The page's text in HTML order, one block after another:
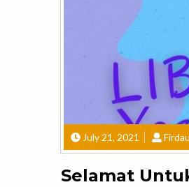
July 21, 2021
Selamat